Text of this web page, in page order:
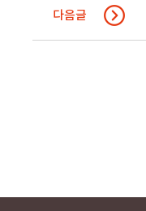
다음글